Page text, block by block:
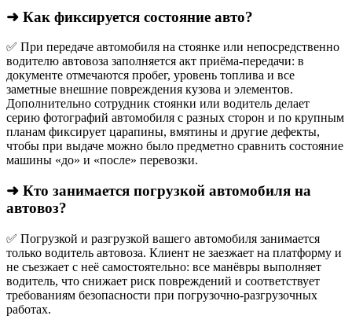
➜ Как фиксируется состояние авто?
✅ При передаче автомобиля на стоянке или непосредственно
водителю автовоза заполняется акт приёма-передачи: в
документе отмечаются пробег, уровень топлива и все
заметные внешние повреждения кузова и элементов.
Дополнительно сотрудник стоянки или водитель делает
серию фотографий автомобиля с разных сторон и по крупным
планам фиксирует царапины, вмятины и другие дефекты,
чтобы при выдаче можно было предметно сравнить состояние
машины «до» и «после» перевозки.
➜ Кто занимается погрузкой автомобиля на
автовоз?
✅ Погрузкой и разгрузкой вашего автомобиля занимается
только водитель автовоза. Клиент не заезжает на платформу и
не съезжает с неё самостоятельно: все манёвры выполняет
водитель, что снижает риск повреждений и соответствует
требованиям безопасности при погрузочно-разгрузочных
работах.